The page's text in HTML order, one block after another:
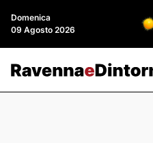
Domenica
09 Agosto 2026